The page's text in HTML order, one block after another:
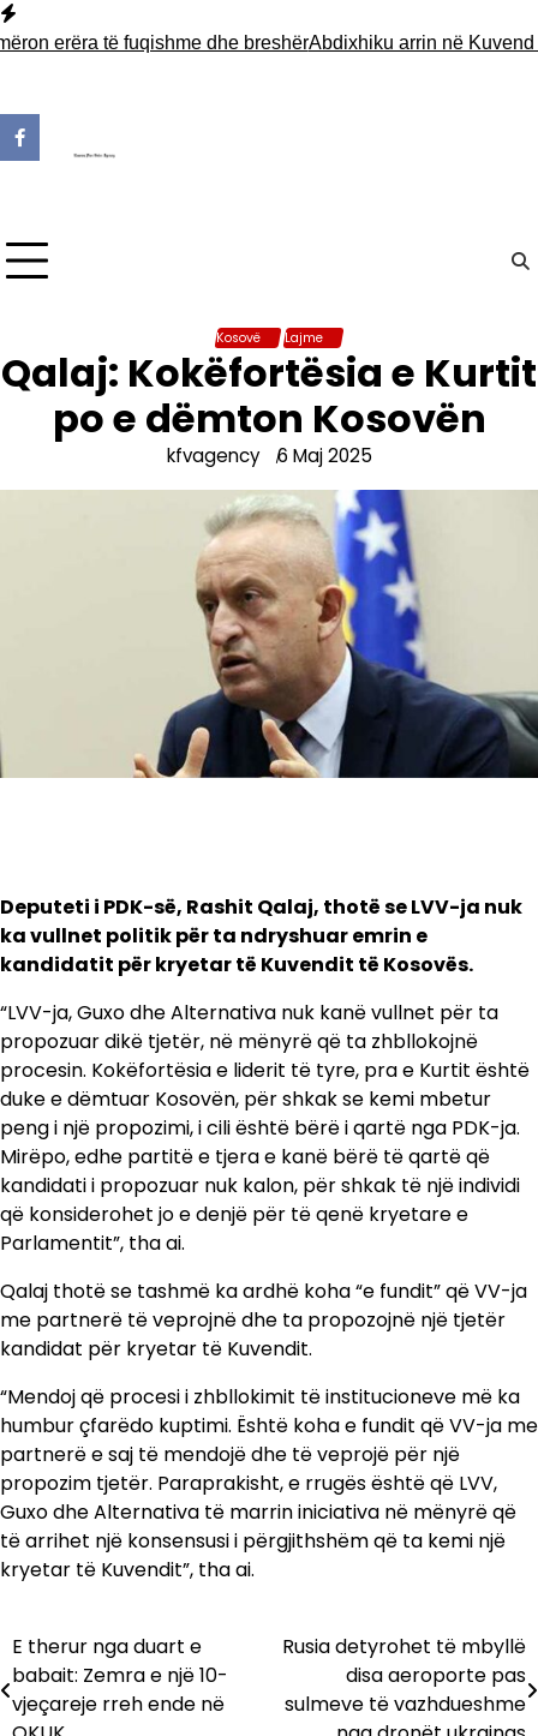
Skip
toerëra të fuqishme dhe breshërAbdixhiku arrin në Kuvend për
Kosovë Lajme
Qalaj: Kokëfortësia e Kurtit
po e dëmton Kosovën
kfvagency 6 Maj 2025
Deputeti i PDK-së, Rashit Qalaj, thotë se LVV-ja nuk
ka vullnet politik për ta ndryshuar emrin e
kandidatit për kryetar të Kuvendit të Kosovës.
“LVV-ja, Guxo dhe Alternativa nuk kanë vullnet për ta
propozuar dikë tjetër, në mënyrë që ta zhbllokojnë
procesin. Kokëfortësia e liderit të tyre, pra e Kurtit është
duke e dëmtuar Kosovën, për shkak se kemi mbetur
peng i një propozimi, i cili është bërë i qartë nga PDK-ja.
Mirëpo, edhe partitë e tjera e kanë bërë të qartë që
kandidati i propozuar nuk kalon, për shkak të një individi
që konsiderohet jo e denjë për të qenë kryetare e
Parlamentit”, tha ai.
Qalaj thotë se tashmë ka ardhë koha “e fundit” që VV-ja
me partnerë të veprojnë dhe ta propozojnë një tjetër
kandidat për kryetar të Kuvendit.
“Mendoj që procesi i zhbllokimit të institucioneve më ka
humbur çfarëdo kuptimi. Është koha e fundit që VV-ja me
partnerë e saj të mendojë dhe të veprojë për një
propozim tjetër. Paraprakisht, e rrugës është që LVV,
Guxo dhe Alternativa të marrin iniciativa në mënyrë që
të arrihet një konsensusi i përgjithshëm që ta kemi një
kryetar të Kuvendit”, tha ai.
Lëvizje
te
E therur nga duart e
babait: Zemra e një 10-
vjeçareje rreh ende në
Rusia detyrohet të mbyllë
disa aeroporte pas
sulmeve të vazhdueshme